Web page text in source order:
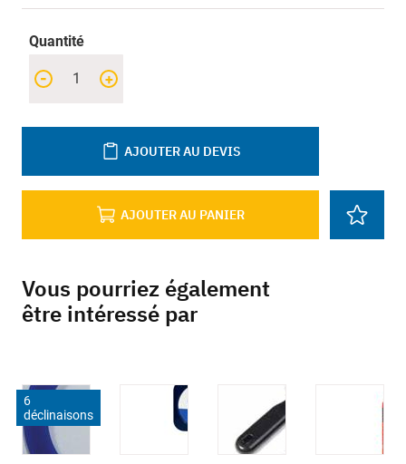
Quantité
+
-
AJOUTER AU PANIER
AJOUTER AU DEVIS
Vous pourriez également
être intéressé par
6
déclinaisons